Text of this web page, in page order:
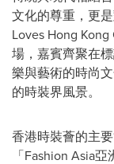
文化的尊重，更
Loves Hong
場，嘉賓齊聚在
樂與藝術的時尚
的時裝界風景。
香港時裝薈的主
「Fashion Asia